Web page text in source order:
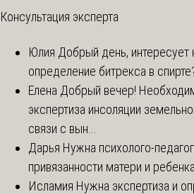
Консультация эксперта
Юлия Добрый день, интересует
определение битрекса в
Елена Добрый вечер!
экспертиза инсоляции
связи с вын...
Дарья Нужна психолого-
привязанности матери и ребенка
Исламия Нужна экспертиза и